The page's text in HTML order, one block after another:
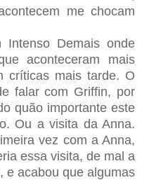
me chocam
Intenso Demais onde
aconteceram mais
críticas mais tarde. O
falar com Griffin, por
quão importante este
Ou a visita da Anna.
vez com a Anna,
essa visita, de mal a
e acabou que algumas